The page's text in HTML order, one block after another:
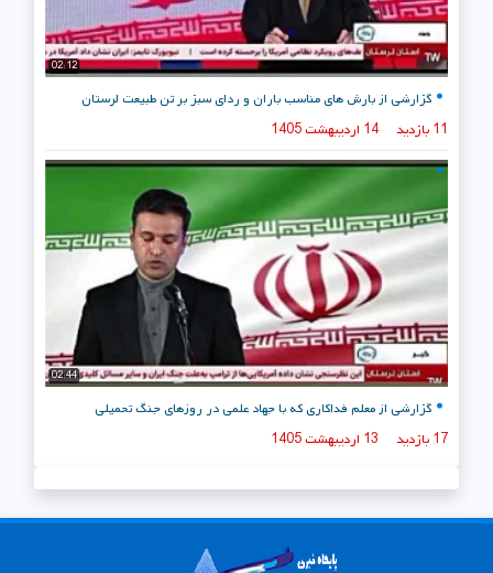
02:12
گزارشی از بارش های مناسب باران و ردای سبز بر تن طبیعت لرستان
11 بازدید 14 اردیبهشت 1405
02:44
گزارشی از معلم فداکاری که با جهاد علمی در روزهای جنگ تحمیلی
17 بازدید 13 اردیبهشت 1405